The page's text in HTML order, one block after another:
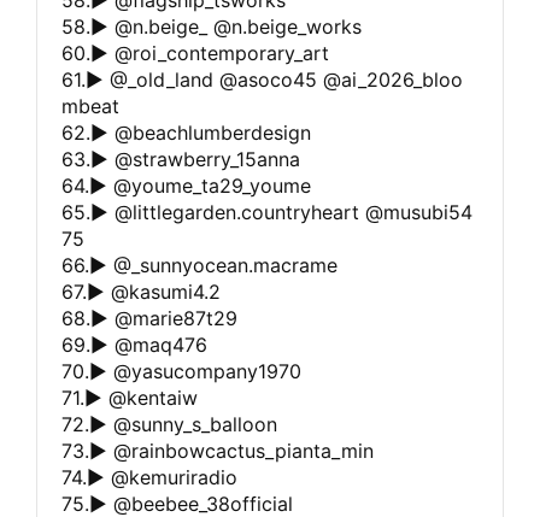
58.▶︎ @n.beige_ @n.beige_works
60.▶︎ @roi_contemporary_art
61.▶︎ @_old_land @asoco45 @ai_2026_bloo
mbeat
62.▶︎ @beachlumberdesign
63.▶︎ @strawberry_15anna
64.▶︎ @youme_ta29_youme
65.▶︎ @littlegarden.countryheart @musubi54
75
66.▶︎ @_sunnyocean.macrame
67.▶︎ @kasumi4.2
68.▶︎ @marie87t29
69.▶︎ @maq476
70.▶︎ @yasucompany1970
71.▶︎ @kentaiw
72.▶︎ @sunny_s_balloon
73.▶︎ @rainbowcactus_pianta_min
74.▶︎ @kemuriradio
75.▶︎ @beebee_38official